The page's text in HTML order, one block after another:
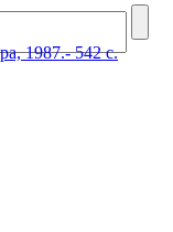
1987.- 542 с.